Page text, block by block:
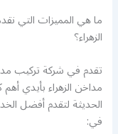
ما هي المميزات التي
الزهراء؟
تقدم في شركة تركيب
مداخن الزهراء بأيدي
الحديثة لتقدم أفضل
في: